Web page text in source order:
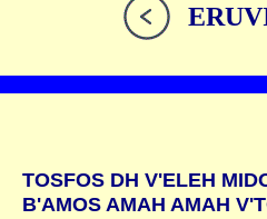
TOSFOS DH V'ELEH
B'AMOS AMAH AMAH